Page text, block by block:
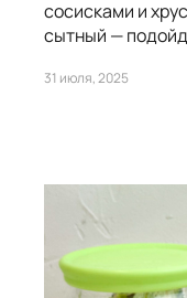
сосисками и
сытный —
31 июля, 2025